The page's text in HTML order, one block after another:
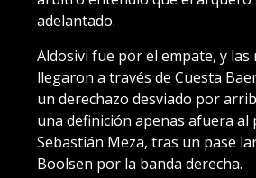
adelantado.
Aldosivi fue por el empate, y las
llegaron a través de Cuesta
un derechazo desviado por
una definición apenas afuera al
Sebastián Meza, tras un pase
Boolsen por la banda derecha.